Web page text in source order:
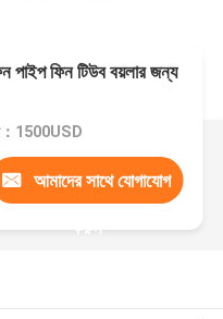
পাইপ ফিন টিউব বয়লার জন্য
：1500USD
আমাদের সাথে যোগাযোগ
করুন